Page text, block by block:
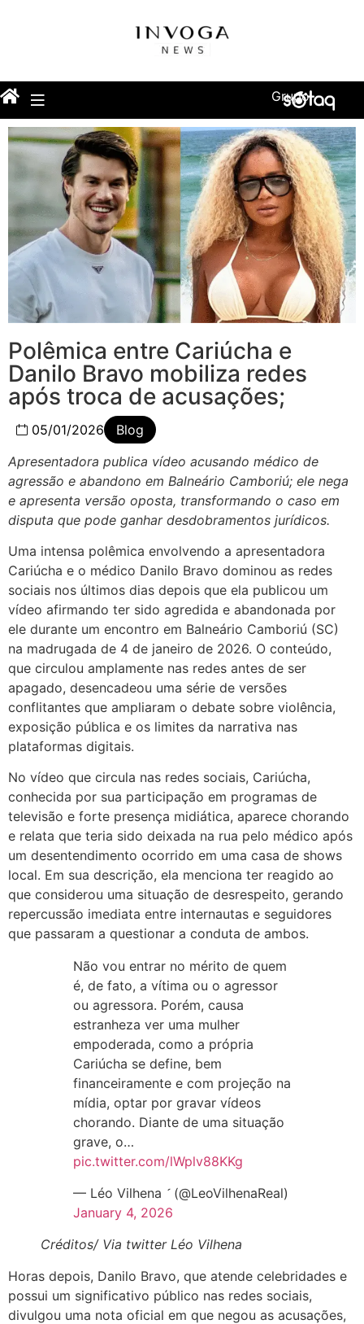
Grupo
Polêmica entre Cariúcha e
Danilo Bravo mobiliza redes
após troca de acusações;
05/01/2026
Blog
Apresentadora publica vídeo acusando médico de
agressão e abandono em Balneário Camboriú; ele nega
e apresenta versão oposta, transformando o caso em
disputa que pode ganhar desdobramentos jurídicos.
Uma intensa polêmica envolvendo a apresentadora
Cariúcha e o médico Danilo Bravo dominou as redes
sociais nos últimos dias depois que ela publicou um
vídeo afirmando ter sido agredida e abandonada por
ele durante um encontro em Balneário Camboriú (SC)
na madrugada de 4 de janeiro de 2026. O conteúdo,
que circulou amplamente nas redes antes de ser
apagado, desencadeou uma série de versões
conflitantes que ampliaram o debate sobre violência,
exposição pública e os limites da narrativa nas
plataformas digitais.
No vídeo que circula nas redes sociais, Cariúcha,
conhecida por sua participação em programas de
televisão e forte presença midiática, aparece chorando
e relata que teria sido deixada na rua pelo médico após
um desentendimento ocorrido em uma casa de shows
local. Em sua descrição, ela menciona ter reagido ao
que considerou uma situação de desrespeito, gerando
repercussão imediata entre internautas e seguidores
que passaram a questionar a conduta de ambos.
Não vou entrar no mérito de quem
é, de fato, a vítima ou o agressor
ou agressora. Porém, causa
estranheza ver uma mulher
empoderada, como a própria
Cariúcha se define, bem
financeiramente e com projeção na
mídia, optar por gravar vídeos
chorando. Diante de uma situação
grave, o…
pic.twitter.com/lWplv88KKg
— Léo Vilhena  (@LeoVilhenaReal)
January 4, 2026
Créditos/ Via twitter Léo Vilhena
Horas depois, Danilo Bravo, que atende celebridades e
possui um significativo público nas redes sociais,
divulgou uma nota oficial em que negou as acusações,